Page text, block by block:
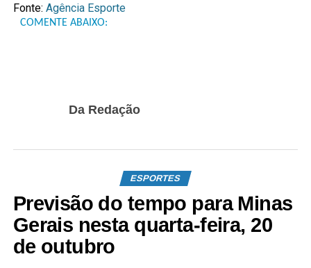
Fonte: Agência Esporte
COMENTE ABAIXO:
Da Redação
ESPORTES
Previsão do tempo para Minas
Gerais nesta quarta-feira, 20
de outubro